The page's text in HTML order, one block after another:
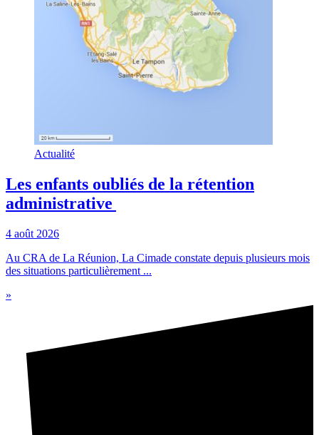
Actualité
Les enfants oubliés de la rétention
administrative
4 août 2026
Au CRA de La Réunion, La Cimade constate depuis plusieurs mois
des situations particulièrement ...
»